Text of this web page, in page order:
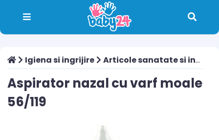
Igiena si ingrijire Articole sanatate si ingrijire
Aspirator nazal cu varf moale
56/119